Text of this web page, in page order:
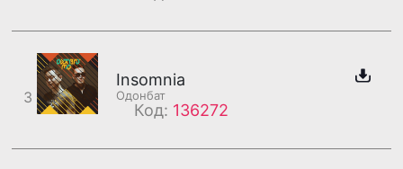
3
Insomnia
Одонбат
Код: 136272